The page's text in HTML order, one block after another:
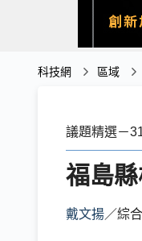
科技網 區域
議題精選－
福島
戴文揚／綜